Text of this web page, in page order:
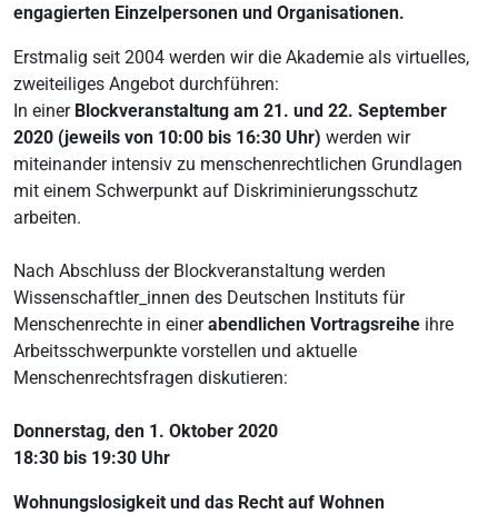
engagierten Einzelpersonen und Organisationen.
Erstmalig seit 2004 werden wir die Akademie als virtuelles,
zweiteiliges Angebot durchführen:
In einer Blockveranstaltung am 21. und 22. September
2020 (jeweils von 10:00 bis 16:30 Uhr) werden wir
miteinander intensiv zu menschenrechtlichen Grundlagen
mit einem Schwerpunkt auf Diskriminierungsschutz
arbeiten.
Nach Abschluss der Blockveranstaltung werden
Wissenschaftler_innen des Deutschen Instituts für
Menschenrechte in einerabendlichen Vortragsreihe ihre
Arbeitsschwerpunkte vorstellen und aktuelle
Menschenrechtsfragen diskutieren:
Donnerstag, den 1. Oktober 2020
18:30 bis 19:30 Uhr
Wohnungslosigkeit und das Recht auf Wohnen